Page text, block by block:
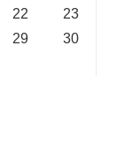
22
23
29
30